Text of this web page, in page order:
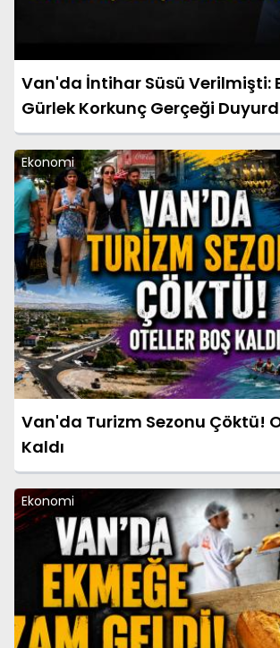
Van'da İntihar Süsü Verilmişti:
Gürlek Korkunç Gerçeği
Ekonomi
Van'da Turizm Sezonu Çöktü!
Kaldı
Ekonomi